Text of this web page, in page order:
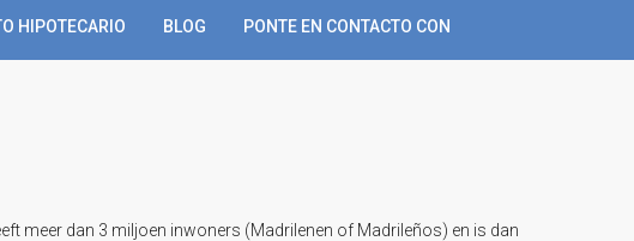
HIPOTECARIO BLOG PONTE EN CONTACTO CON
meer dan 3 miljoen inwoners (Madrilenen of Madrileños) en is dan